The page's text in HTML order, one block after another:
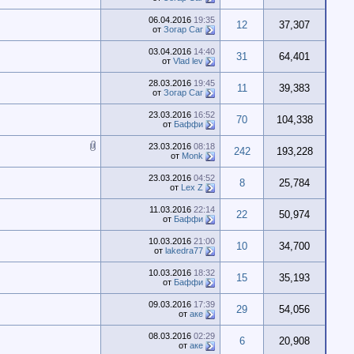
06.04.2016 19:35
от Зогар Саг 12 37,307
03.04.2016 14:40
от Vlad lev 31 64,401
28.03.2016 19:45
от Зогар Саг 11 39,383
23.03.2016 16:52
от Баффи 70 104,338
23.03.2016 08:18
от Monk 242 193,228
23.03.2016 04:52
от Lex Z 8 25,784
11.03.2016 22:14
от Баффи 22 50,974
10.03.2016 21:00
от lakedra77 10 34,700
10.03.2016 18:32
от Баффи 15 35,193
09.03.2016 17:39
от аке 29 54,056
08.03.2016 02:29
от аке 6 20,908